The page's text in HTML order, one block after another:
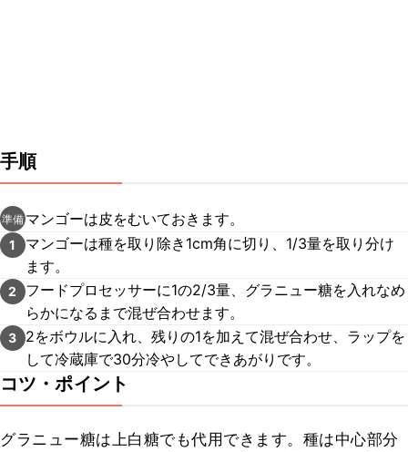
手順
準備 マンゴーは皮をむいておきます。
1
マンゴーは種を取り除き1cm角に切り、1/3量を取り分け
ます。
2
フードプロセッサーに1の2/3量、グラニュー糖を入れなめ
らかになるまで混ぜ合わせます。
3
2をボウルに入れ、残りの1を加えて混ぜ合わせ、ラップを
して冷蔵庫で30分冷やしてできあがりです。
コツ・ポイント
グラニュー糖は上白糖でも代用できます。種は中心部分